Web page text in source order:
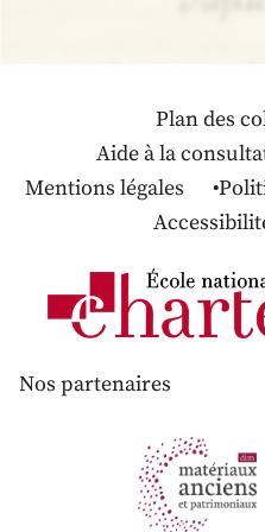
Plan des
Aide à la
Mentions légales
Nos partenaires